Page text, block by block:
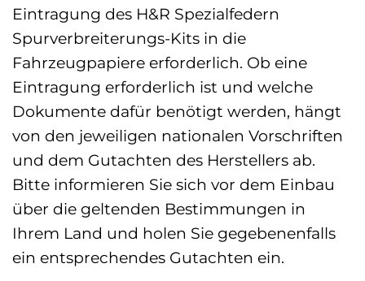
Eintragung des H&R Spezialfedern
Spurverbreiterungs-Kits in die
Fahrzeugpapiere erforderlich. Ob eine
Eintragung erforderlich ist und welche
Dokumente dafür benötigt werden, hängt
von den jeweiligen nationalen Vorschriften
und dem Gutachten des Herstellers ab.
Bitte informieren Sie sich vor dem Einbau
über die geltenden Bestimmungen in
Ihrem Land und holen Sie gegebenenfalls
ein entsprechendes Gutachten ein.